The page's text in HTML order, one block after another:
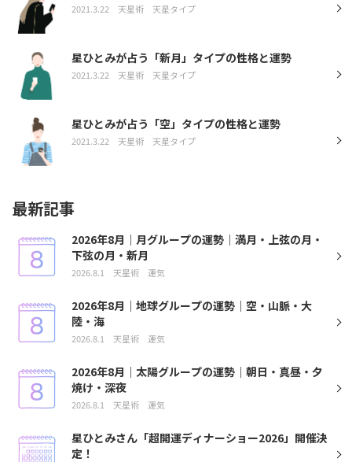
2021.3.22 天星術 天星タイプ
星ひとみが占う「新月」タイプの性格と運勢
2021.3.22 天星術 天星タイプ
星ひとみが占う「空」タイプの性格と運勢
2021.3.22 天星術 天星タイプ
最新記事
2026年8月｜月グループの運勢｜満月・上弦の月・
下弦の月・新月
2026.8.1 天星術 運気
2026年8月｜地球グループの運勢｜空・山脈・大
陸・海
2026.8.1 天星術 運気
2026年8月｜太陽グループの運勢｜朝日・真昼・夕
焼け・深夜
2026.8.1 天星術 運気
星ひとみさん「超開運ディナーショー2026」開催決
定！